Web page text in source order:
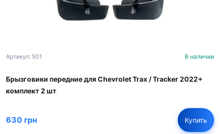
Артикул: 501 В наличии
Брызговики передние для Chevrolet Trax / Tracker 2022+
комплект 2 шт
630 грн Купить